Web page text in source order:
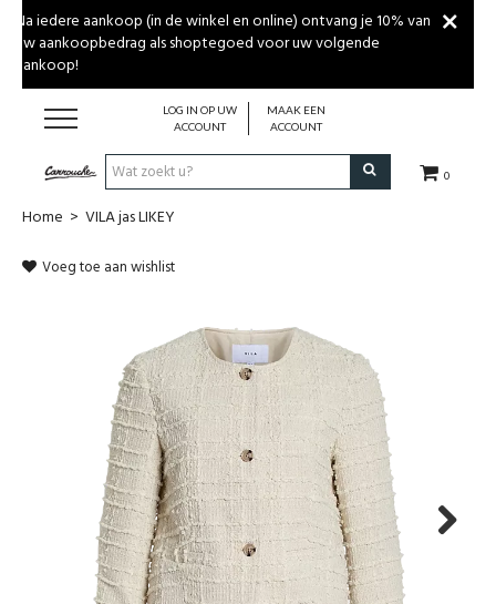
Na iedere aankoop (in de winkel en online) ontvang je 10% van
uw aankoopbedrag als shoptegoed voor uw volgende
aankoop!
0
LOG IN OP UW
ACCOUNT
MAAK EEN
ACCOUNT
MERKEN
HERENKLEDING
GESCHENKBON
OUTLET
Home > VILA jas LIKEY
Voeg toe aan wishlist